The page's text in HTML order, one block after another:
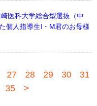
医科大学総合型選抜（中
個人指導生I・M君のお母様
27 28 29 30
31
35 >